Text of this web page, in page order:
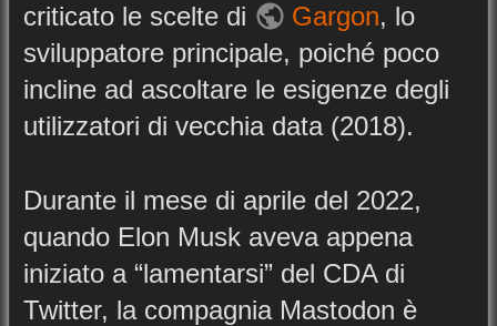
criticato le scelte di
Gargon, lo
sviluppatore principale, poiché poco
incline ad ascoltare le esigenze degli
utilizzatori di vecchia data (2018).
Durante il mese di aprile del 2022,
quando Elon Musk aveva appena
iniziato a “lamentarsi” del CDA di
Twitter, la compagnia Mastodon è